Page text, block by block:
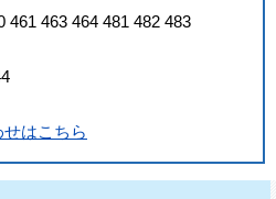
461 463 464 481 482 483
はこちら